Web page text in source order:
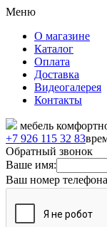
Меню
О магазине
Каталог
Оплата
Доставка
Видеогалерея
Контакты
мебель
+7 926 115 32 83
Обратный звонок
Ваше имя:
Ваш номер